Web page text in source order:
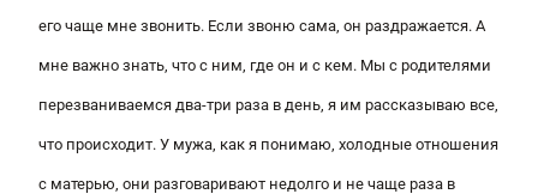
его чаще мне звонить. Если звоню сама, он раздражается. А
мне важно знать, что с ним, где он и с кем. Мы с родителями
перезваниваемся два-три раза в день, я им рассказываю все,
что происходит. У мужа, как я понимаю, холодные отношения
с матерью, они разговаривают недолго и не чаще раза в